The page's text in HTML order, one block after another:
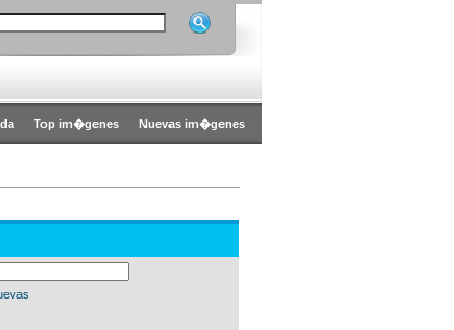
Top im�genes Nuevas im�genes